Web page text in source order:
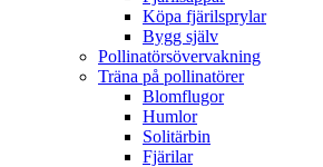
Köpa fjärilsprylar
Bygg själv
Pollinatörsövervakning
Träna på pollinatörer
Blomflugor
Humlor
Solitärbin
Fjärilar